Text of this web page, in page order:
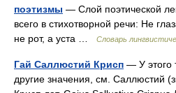
поэтизмы — Слой поэтической
всего в стихотворной речи: Не
не рот, а уста …
Словарь
Гай Саллюстий Крисп — У этого
другие значения, см. Саллюстий